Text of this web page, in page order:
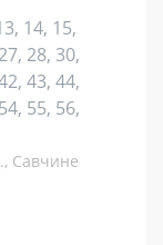
14, 15,
28, 30,
43, 44,
55, 56,
Савчине